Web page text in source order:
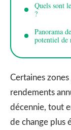
Quels sont
?
Panorama
potentiel de
Certaines
rendements
décennie, tout
de change plus